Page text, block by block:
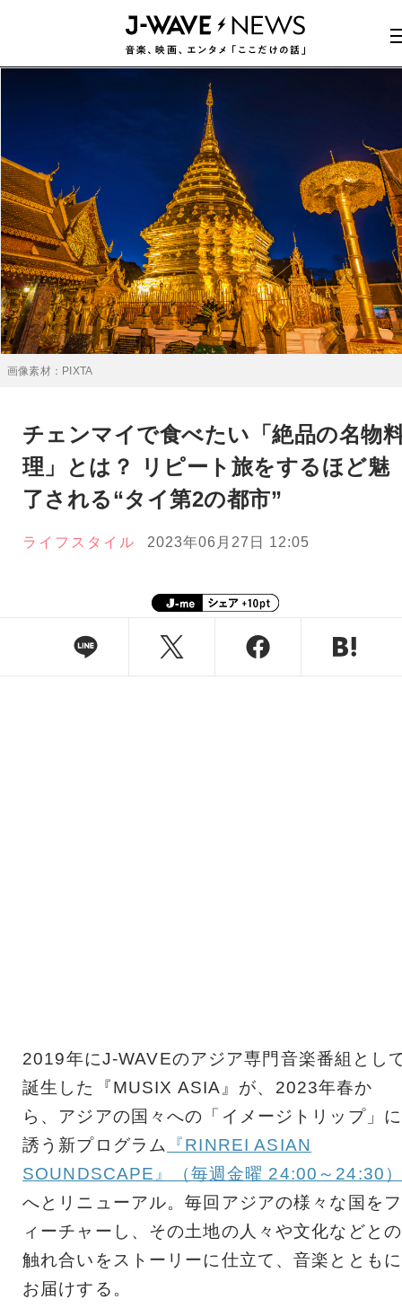
画像素材：PIXTA
チェンマイで食べたい「絶品の名物
理」とは？ リピート旅をするほど魅
了される“タイ第2の都市”
ライフスタイル 2023年06月27日 12:05
2019年にJ-WAVEのアジア専門音楽番組とし
誕生した『MUSIX ASIA』が、2023年春か
ら、アジアの国々への「イメージトリップ」に
誘う新プログラム
『RINREI ASIAN
SOUNDSCAPE』（毎週金曜 24:00～24:30
へとリニューアル。毎回アジアの様々な国をフ
ィーチャーし、その土地の人々や文化などとの
触れ合いをストーリーに仕立て、音楽とともに
お届けする。